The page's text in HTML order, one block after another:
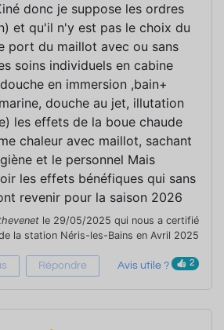
donc je suppose les ordres
et qu'il n'y est pas le choix du
port du maillot avec ou sans
soins individuels en cabine
en immersion ,bain+
douche au jet, illutation
les effets de la boue chaude
chaleur avec maillot, sachant
et le personnel Mais
les effets bénéfiques qui sans
revenir pour la saison 2026
le 29/05/2025 qui nous a certifié
la station Néris-les-Bains en Avril 2025
Répondre Avis utile ? 2